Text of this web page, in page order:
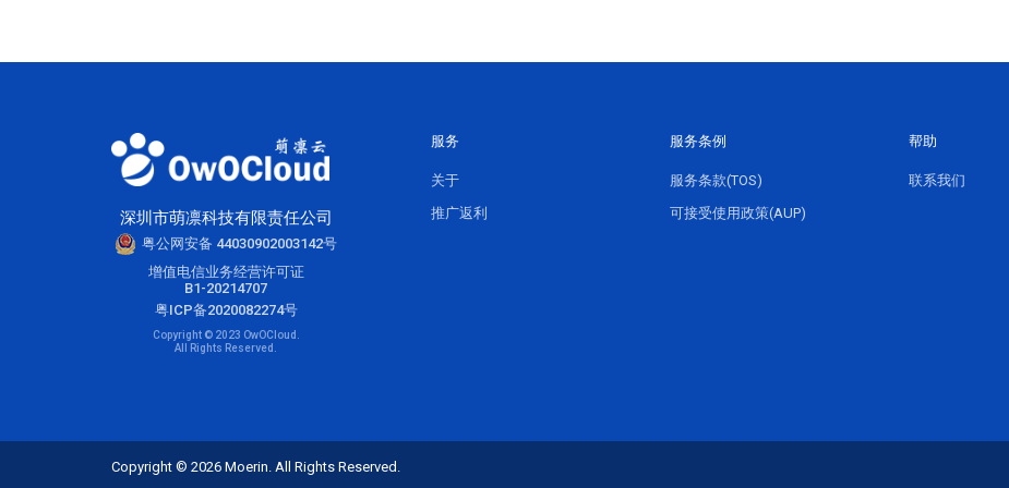
深圳市萌凛科技有限责任公司
粤公网安备 44030902003142号
增值电信业务经营许可证
B1-20214707
粤ICP备2020082274号
Copyright © 2023 OwOCloud.
All Rights Reserved.
服务
关于
推广返利
服务条例
服务条款(TOS)
可接受使用政策(AUP)
帮助
联系我们
Copyright © 2026 Moerin. All Rights Reserved.